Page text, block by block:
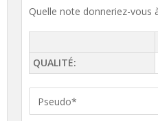
Quelle note donneriez-vous
QUALITÉ: